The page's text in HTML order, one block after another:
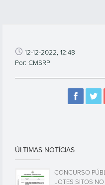
12-12-2022, 12:48
Por: CMSRP
ÚLTIMAS NOTÍCIAS
CONCURSO
LOTES SITOS